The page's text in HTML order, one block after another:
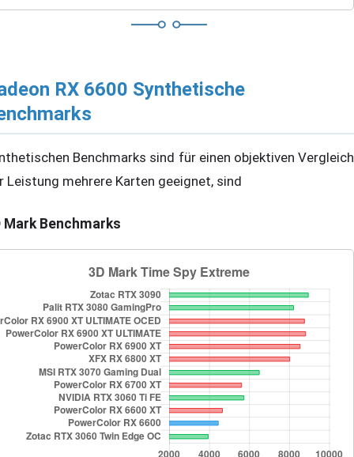
RX 6600 Synthetische
Benchmarks sind für einen objektiven Vergleich
Leistung mehrere Karten geeignet, sind
Mark Benchmarks